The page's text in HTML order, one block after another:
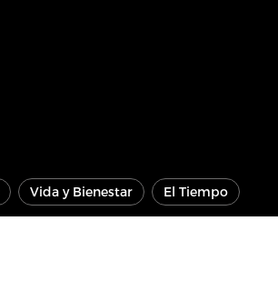
Vida y Bienestar El Tiempo